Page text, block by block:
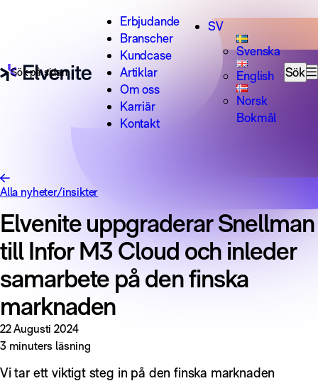
Erbjudande
Branscher
Kundcase
Artiklar
Om oss
Karriär
Kontakt
SV
Svenska
English
Norsk
Bokmål
Sök efter: Sök
Alla nyheter/insikter
Elvenite uppgraderar Snellman
till Infor M3 Cloud och inleder
samarbete på den finska
marknaden
22 Augusti 2024
3 minuters läsning
Vi tar ett viktigt steg in på den finska marknaden